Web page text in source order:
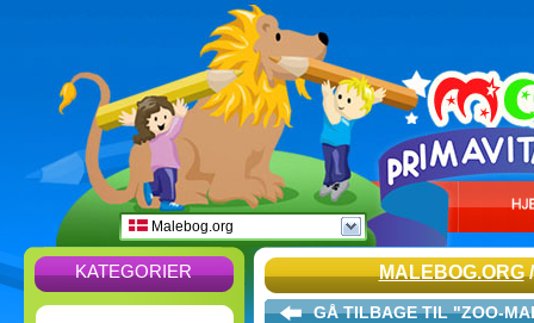
Malebog.org
KATEGORIER MALEBOG.ORG
GÅ TILBAGE TIL "ZOO-